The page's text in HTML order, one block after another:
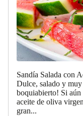
Sandía Salada con
Dulce, salado y muy
boquiabierto! Si aún
aceite de oliva
gran...